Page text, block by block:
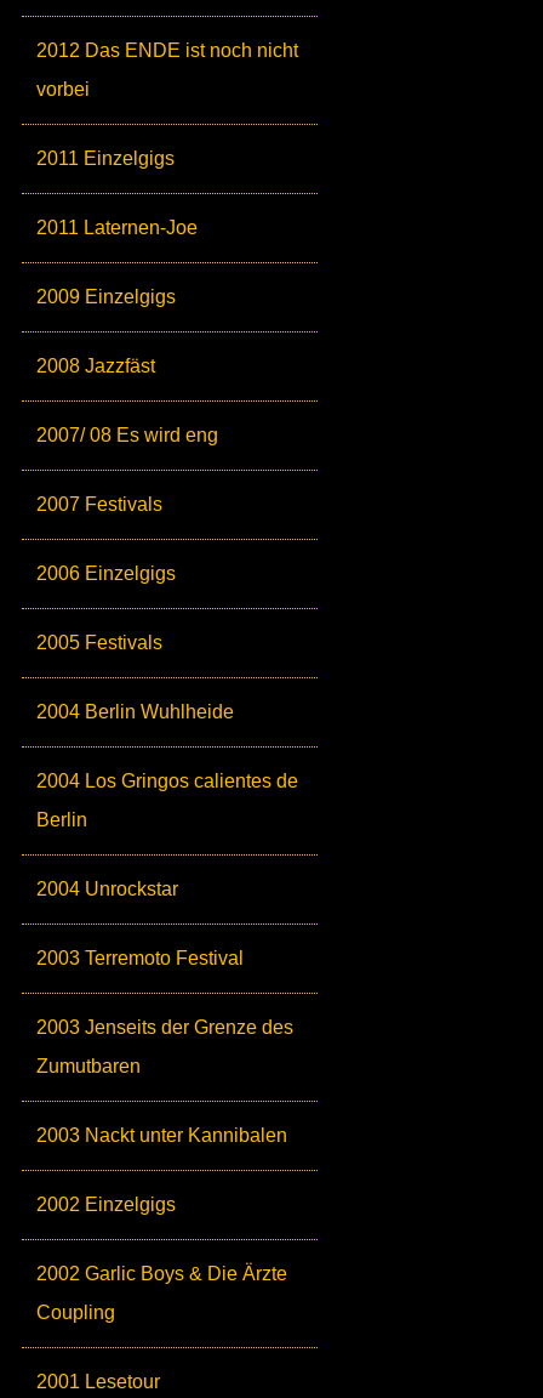
2012 Das ENDE ist noch nicht
vorbei
2011 Einzelgigs
2011 Laternen-Joe
2009 Einzelgigs
2008 Jazzfäst
2007/ 08 Es wird eng
2007 Festivals
2006 Einzelgigs
2005 Festivals
2004 Berlin Wuhlheide
2004 Los Gringos calientes de
Berlin
2004 Unrockstar
2003 Terremoto Festival
2003 Jenseits der Grenze des
Zumutbaren
2003 Nackt unter Kannibalen
2002 Einzelgigs
2002 Garlic Boys & Die Ärzte
Coupling
2001 Lesetour